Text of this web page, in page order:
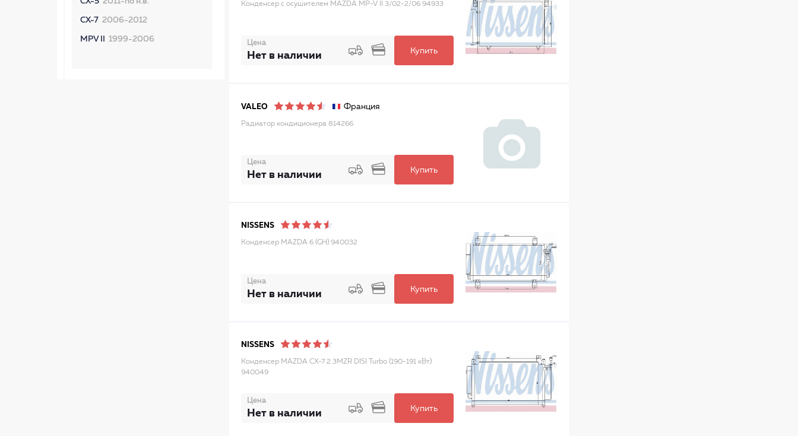
CX-7 2006-2012
MPV II 1999-2006
Конденсер с осушителем MAZDA MP-V II 3/02-2/06 94933
Цена
Нет в наличии Купить
VALEO Франция
Радиатор кондиционера 814266
Цена
Нет в наличии Купить
NISSENS
Конденсер MAZDA 6 (GH) 940032
Цена
Нет в наличии Купить
NISSENS
Конденсер MAZDA CX-7 2.3MZR DISI Turbo (190-191 кВт)
940049
Цена
Нет в наличии Купить